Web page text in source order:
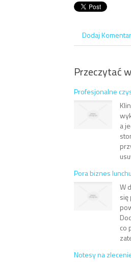
Dodaj
Przeczytać
Profesjonalne
a
Pora biznes lunchu
W
się
co
Notesy na